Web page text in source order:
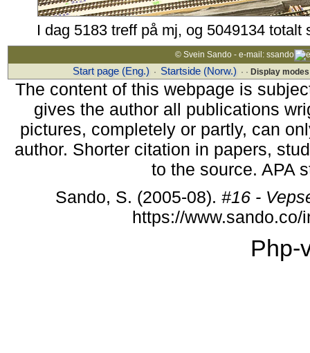
I dag 5183 treff på mj, og 5049134
© Svein Sando - e-mail: ssando
Start page (Eng.) · Startside (Norw.) · · Display
The content of this webpage is
gives the author all publications
pictures, completely or partly, can
author. Shorter citation in papers,
to the source. APA
Sando, S. (2005-08). #16 -
https://
Php-